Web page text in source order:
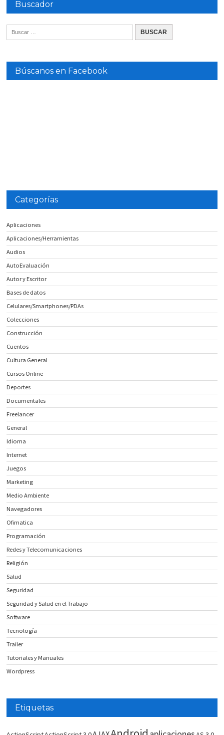
Buscador
Búscanos en Facebook
Categorías
Aplicaciones
Aplicaciones/Herramientas
Audios
AutoEvaluación
Autor y Escritor
Bases de datos
Celulares/Smartphones/PDAs
Colecciones
Construcción
Cuentos
Cultura General
Cursos Online
Deportes
Documentales
Freelancer
General
Idioma
Internet
Juegos
Marketing
Medio Ambiente
Navegadores
Ofimatica
Programación
Redes y Telecomunicaciones
Religión
Salud
Seguridad
Seguridad y Salud en el Trabajo
Software
Tecnología
Trailer
Tutoriales y Manuales
Wordpress
Etiquetas